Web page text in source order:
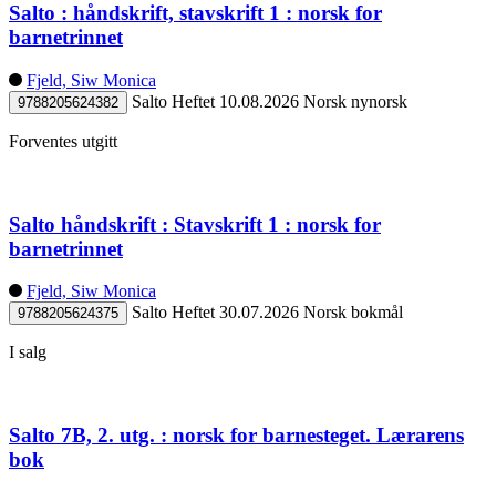
Salto : håndskrift, stavskrift 1 : norsk for
barnetrinnet
Fjeld, Siw Monica
9788205624382 Salto Heftet 10.08.2026 Norsk nynorsk
Forventes utgitt
Salto håndskrift : Stavskrift 1 : norsk for
barnetrinnet
Fjeld, Siw Monica
9788205624375 Salto Heftet 30.07.2026 Norsk bokmål
I salg
Salto 7B, 2. utg. : norsk for barnesteget. Lærarens
bok